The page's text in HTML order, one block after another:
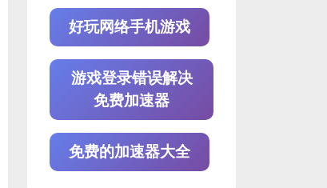
好玩网络手机游戏
游戏登录错误解决
免费加速器
免费的加速器大全